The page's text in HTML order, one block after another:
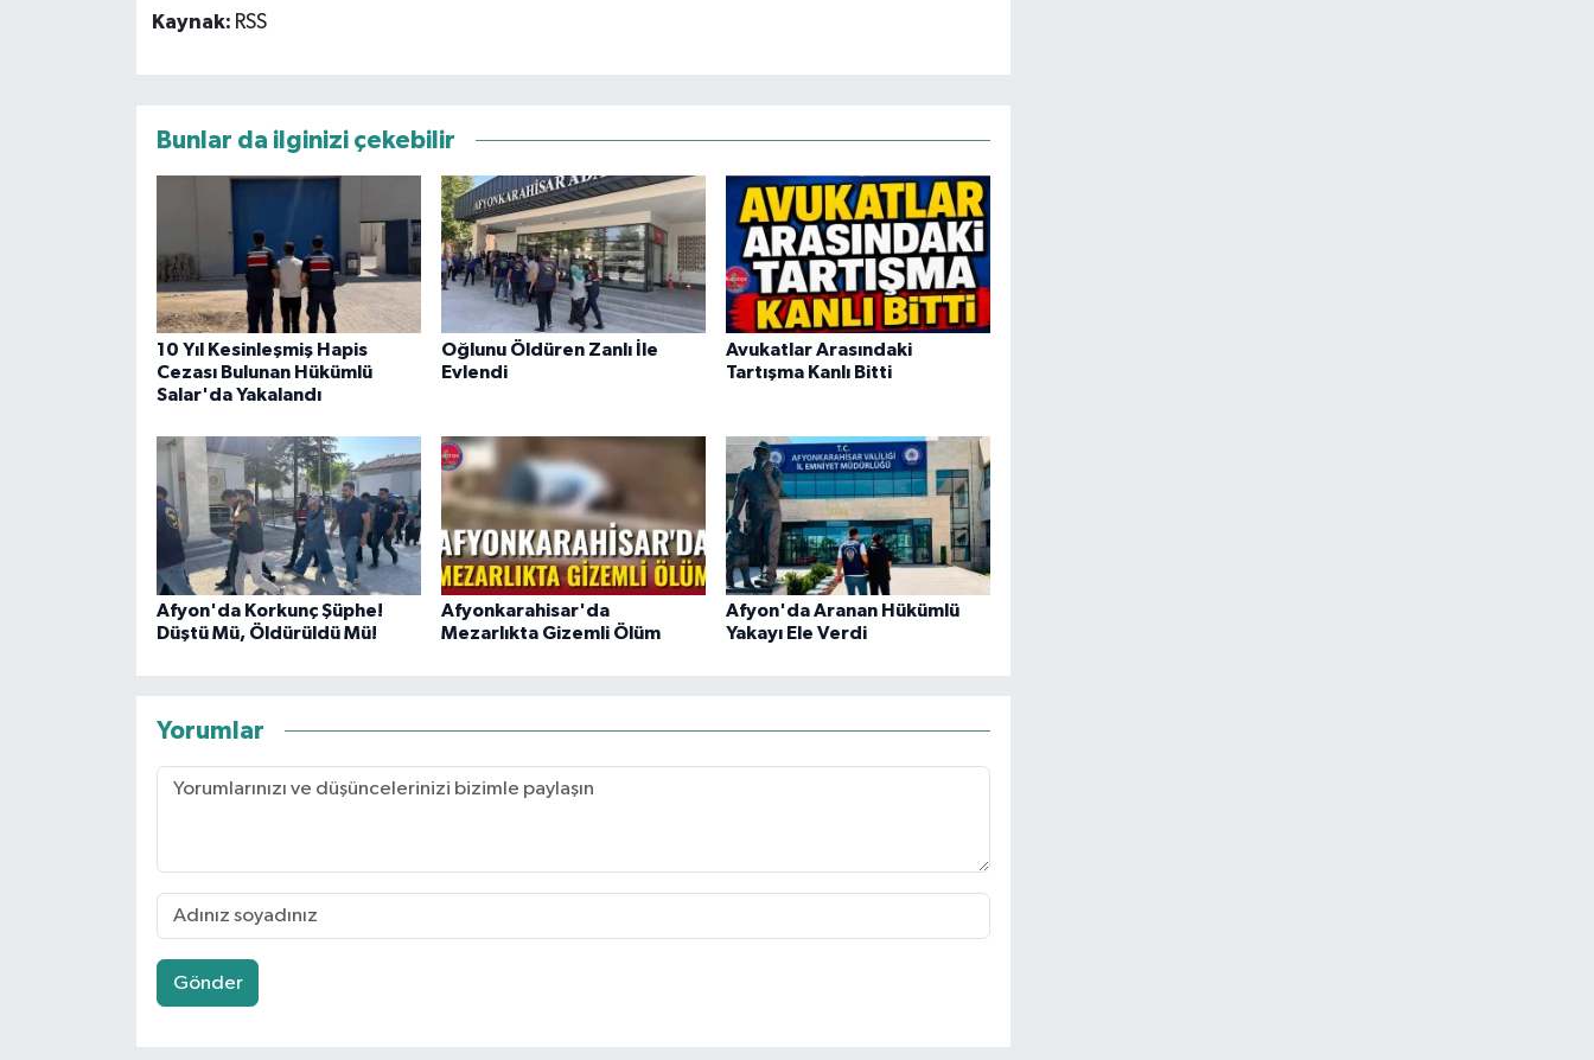
Kaynak: RSS
Bunlar da ilginizi çekebilir
10 Yıl Kesinleşmiş Hapis
Cezası Bulunan Hükümlü
Salar'da Yakalandı
Oğlunu Öldüren Zanlı İle
Evlendi
Avukatlar Arasındaki
Tartışma Kanlı Bitti
Afyon'da Korkunç Şüphe!
Düştü Mü, Öldürüldü Mü!
Afyonkarahisar'da
Mezarlıkta Gizemli Ölüm
Afyon'da Aranan Hükümlü
Yakayı Ele Verdi
Yorumlar
Gönder